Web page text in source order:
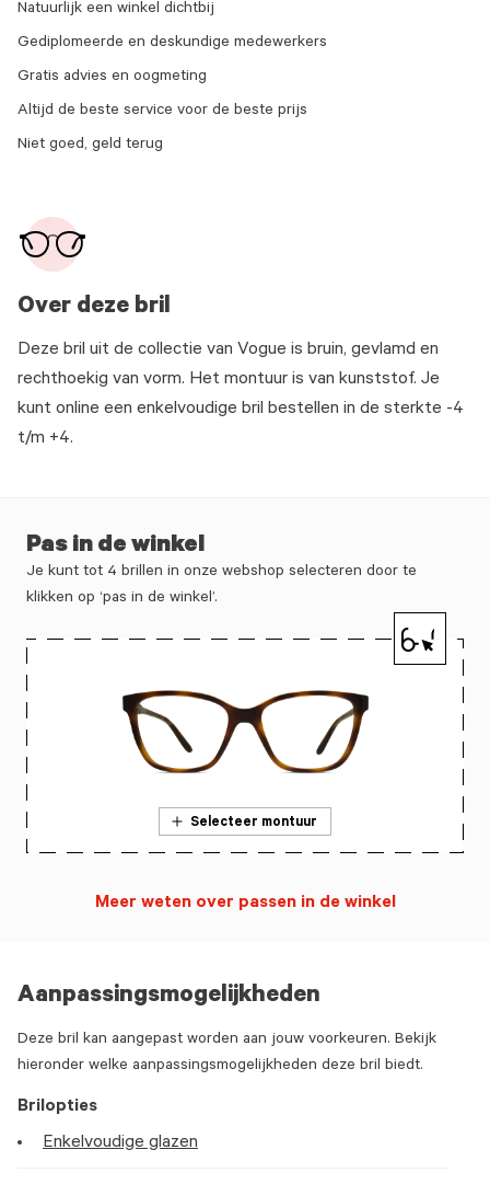
Over deze bril
Deze bril uit de collectie van Vogue is bruin, gevlamd en
rechthoekig van vorm. Het montuur is van kunststof. Je
kunt online een enkelvoudige bril bestellen in de sterkte -4
t/m +4.
Natuurlijk een winkel dichtbij
Gediplomeerde en deskundige medewerkers
Gratis advies en oogmeting
Altijd de beste service voor de beste prijs
Niet goed, geld terug
Aanpassingsmogelijkheden
Deze bril kan aangepast worden aan jouw voorkeuren. Bekijk
hieronder welke aanpassingsmogelijkheden deze bril biedt.
Brilopties
Enkelvoudige glazen
Pas in de winkel
Je kunt tot 4 brillen in onze webshop selecteren door te
klikken op ‘pas in de winkel’.
Selecteer montuur
Meer weten over passen in de winkel